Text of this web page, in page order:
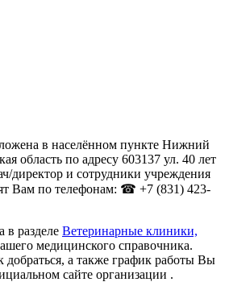
в населённом пункте Нижний
область по адресу 603137 ул. 40 лет
директор и сотрудники учреждения
Вам по телефонам: ☎ +7 (831) 423-
в разделе Ветеринарные клиники,
медицинского справочника.
а также график работы Вы
сайте организации .